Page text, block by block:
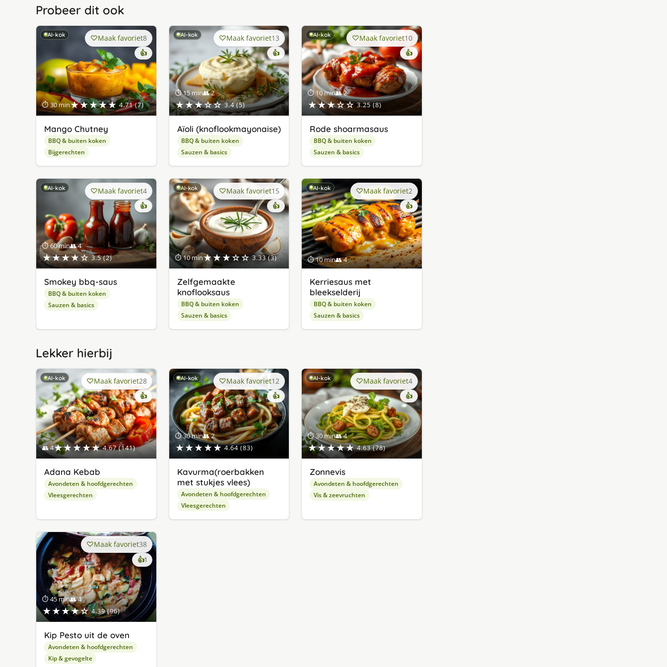
Probeer dit ook
AI-kok
⏱ 30 min★★★★★ 4.71 (7)
Maak favoriet8
👍
Mango Chutney
BBQ & buiten koken
Bijgerechten
AI-kok
⏱ 15 min👥 2
★★★☆☆ 3.4 (5)
Maak favoriet13
👍
Aïoli (knoflookmayonaise)
BBQ & buiten koken
Sauzen & basics
AI-kok
⏱ 10 min👥 2
★★★☆☆ 3.25 (8)
Maak favoriet10
👍
Rode shoarmasaus
BBQ & buiten koken
Sauzen & basics
AI-kok
⏱ 60 min👥 4
★★★★☆ 3.5 (2)
Maak favoriet4
👍
Smo­key bbq-saus
BBQ & buiten koken
Sauzen & basics
AI-kok
⏱ 10 min★★★☆☆ 3.33 (3)
Maak favoriet15
👍
Zelfgemaakte
knoflooksaus
BBQ & buiten koken
Sauzen & basics
AI-kok
⏱ 10 min👥 4
Maak favoriet2
👍
Kerriesaus met
bleekselderij
BBQ & buiten koken
Sauzen & basics
Lekker hierbij
AI-kok
👥 4★★★★★ 4.67 (141)
Maak favoriet28
👍
Adana Kebab
Avondeten & hoofdgerechten
Vleesgerechten
AI-kok
⏱ 30 min👥 2
★★★★★ 4.64 (83)
Maak favoriet12
👍
Kavurma(roerbakken
met stukjes vlees)
Avondeten & hoofdgerechten
Vleesgerechten
AI-kok
⏱ 30 min👥 4
★★★★★ 4.63 (78)
Maak favoriet4
👍
Zonnevis
Avondeten & hoofdgerechten
Vis & zeevruchten
⏱ 45 min👥 4
★★★★☆ 4.39 (96)
Maak favoriet38
👍1keer
lekker
gevonden
Kip Pesto uit de oven
Avondeten & hoofdgerechten
Kip & gevogelte